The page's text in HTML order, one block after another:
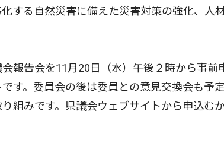
する自然災害に備えた災害対策の強化、人
報告会を11月20日（水）午後２時から事前
す。委員会の後は委員との意見交換会も予
組みです。県議会ウェブサイトから申込む